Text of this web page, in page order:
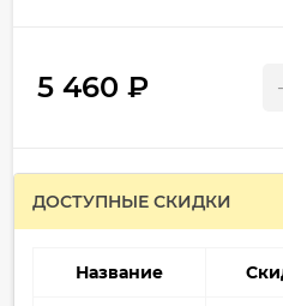
5 460 ₽ -
ДОСТУПНЫЕ СКИДКИ
Название